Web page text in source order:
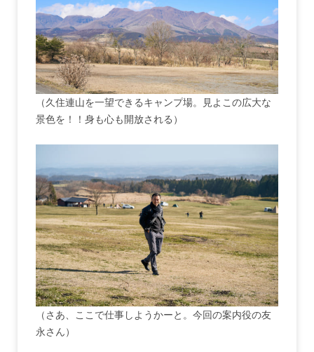
（久住連山を一望できるキャンプ場。見よこの広大な
景色を！！身も心も開放される）
（さあ、ここで仕事しようかーと。今回の案内役の友
永さん）